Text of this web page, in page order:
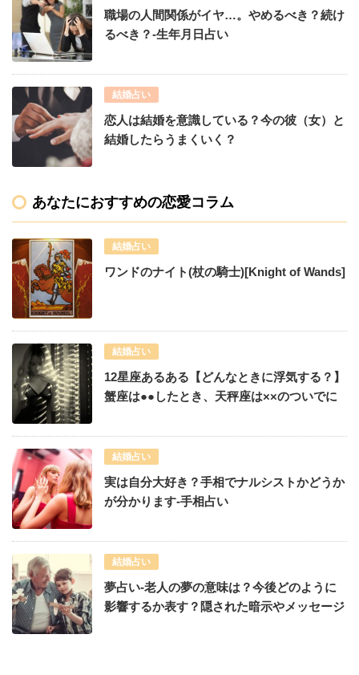
職場の人間関係がイヤ…。やめるべき？続け
るべき？-生年月日占い
結婚占い
恋人は結婚を意識している？今の彼（女）と
結婚したらうまくいく？
あなたにおすすめの恋愛コラム
結婚占い
ワンドのナイト(杖の騎士)[Knight of Wands]
結婚占い
12星座あるある【どんなときに浮気する？】
蟹座は●●したとき、天秤座は××のついでに
結婚占い
実は自分大好き？手相でナルシストかどうか
が分かります-手相占い
結婚占い
夢占い-老人の夢の意味は？今後どのように
影響するか表す？隠された暗示やメッセージ